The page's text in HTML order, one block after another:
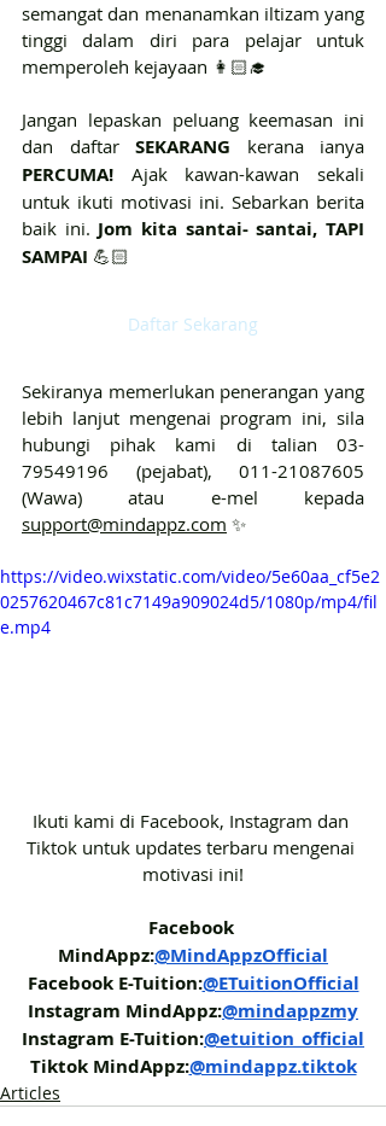
semangat dan menanamkan iltizam yang
tinggi dalam diri para pelajar untuk
memperoleh kejayaan 👩🏻‍🎓
Jangan lepaskan peluang keemasan ini
dan daftar SEKARANG
PERCUMA! Ajak kawan-kawan sekali
untuk ikuti motivasi ini. Sebarkan berita
baik ini. Jom kita santai- santai, TAPI
SAMPAI 💪🏻
Daftar Sekarang
Sekiranya memerlukan penerangan yang
lebih lanjut mengenai program ini, sila
hubungi pihak kami di talian 03-
79549196 (pejabat), 011-21087605
support@mindappz.com ✨
https://video.wixstatic.com/video/5e60aa_cf5e2
0257620467c81c7149a909024d5/1080p/mp4/fil
e.mp4
Ikuti kami di Facebook, Instagram dan
Tiktok untuk updates terbaru mengenai
motivasi ini!
Facebook
MindAppz:@MindAppzOfficial
Facebook E-Tuition:@ETuitionOfficial
Instagram MindAppz:@mindappzmy
Instagram E-Tuition:@etuition_official
Tiktok MindAppz:@mindappz.tiktok
Articles